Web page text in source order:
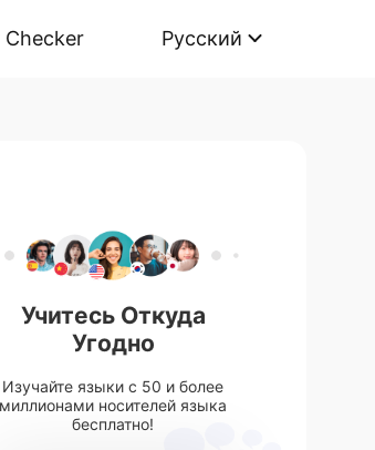
Checker Русский
Учитесь Откуда
Угодно
Изучайте языки с 50 и более
миллионами носителей языка
бесплатно!